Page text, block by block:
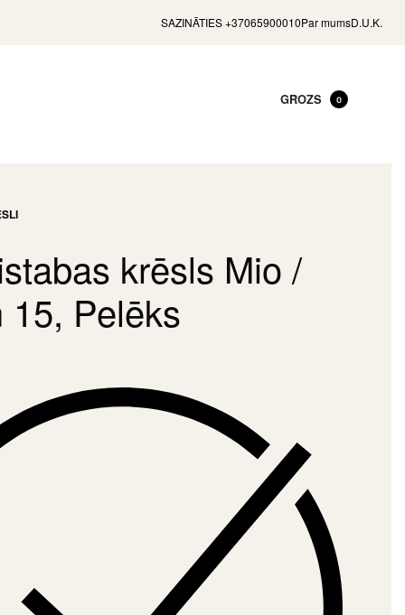
SAZINĀTIES +37065900010Par mumsD.U.K.
GROZS 0
krēsls Mio /
15, Pelēks